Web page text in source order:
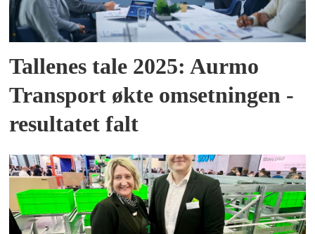
Tallenes tale 2025: Aurmo
Transport økte omsetningen -
resultatet falt